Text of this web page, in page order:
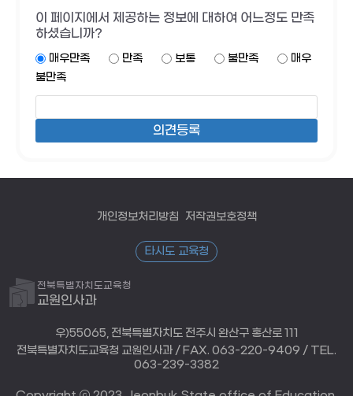
이 페이지에서 제공하는 정보에 대하여 어느정도 만족
하셨습니까?
매우만족 만족 보통 불만족
매우
불만족
개인정보처리방침 저작권보호정책
타시도 교육청
전북특별자치도교육청
교원인사과
우)55065, 전북특별자치도 전주시 완산구 홍산로 111
전북특별자치도교육청 교원인사과 / FAX. 063-220-9409 / TEL.
063-239-3382